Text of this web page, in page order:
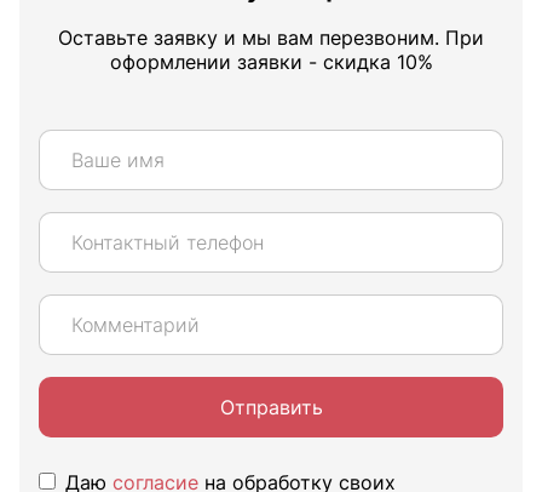
Оставьте заявку и мы вам перезвоним. При
оформлении заявки - скидка 10%
Отправить
Даю согласие на обработку своих